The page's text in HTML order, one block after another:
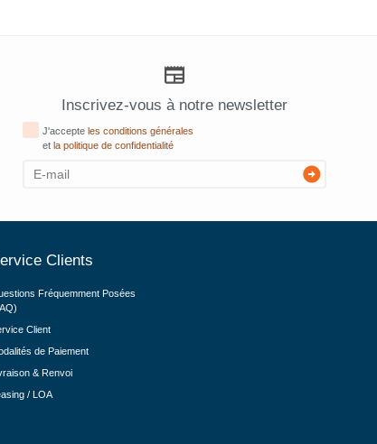
Inscrivez-vous à notre newsletter
J'accepteles conditions générales
etla politique de confidentialité
Clients
Fréquemment Posées
Client
de Paiement
& Renvoi
/ LOA